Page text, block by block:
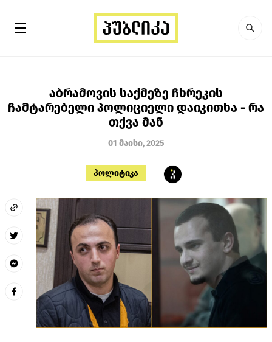
აბრამოვის საქმეზე ჩხრეკის
ჩამტარებელი პოლიციელი დაიკითხა - რა
თქვა მან
01 მაისი, 2025
პოლიტიკა